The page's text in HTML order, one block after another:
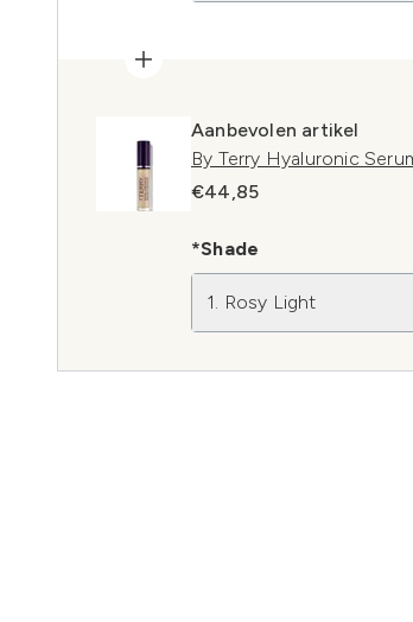
Aanbevolen artikel
By Terry Hyaluronic
€44,85
*Shade
1. Rosy Light